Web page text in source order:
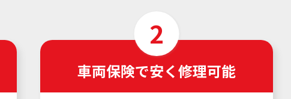
車両保険で安く修理可能